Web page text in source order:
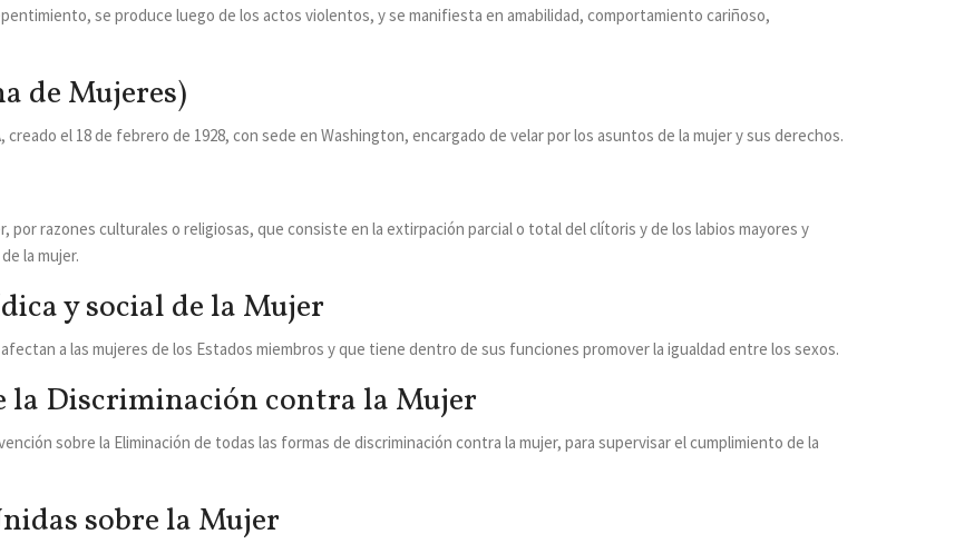
se produce luego de los actos violentos, y se manifiesta en amabilidad, comportamiento cariñoso,
de Mujeres)
el 18 de febrero de 1928, con sede en Washington, encargado de velar por los asuntos de la mujer y sus derechos.
por razones culturales o religiosas, que consiste en la extirpación parcial o total del clítoris y de los labios mayores y
la mujer.
y social de la Mujer
a las mujeres de los Estados miembros y que tiene dentro de sus funciones promover la igualdad entre los sexos.
la Discriminación contra la Mujer
sobre la Eliminación de todas las formas de discriminación contra la mujer, para supervisar el cumplimiento de la
sobre la Mujer